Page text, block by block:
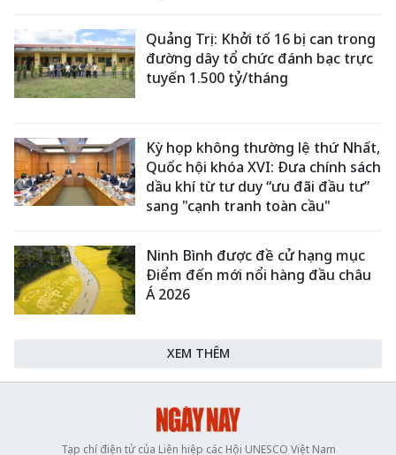
Quảng Trị: Khởi tố 16 bị can trong
đường dây tổ chức đánh bạc trực
tuyến 1.500 tỷ/tháng
Kỳ họp không thường lệ thứ Nhất,
Quốc hội khóa XVI: Đưa chính sách
dầu khí từ tư duy “ưu đãi đầu tư”
sang "cạnh tranh toàn cầu"
Ninh Bình được đề cử hạng mục
Điểm đến mới nổi hàng đầu châu
Á 2026
XEM THÊM
Tạp chí điện tử của Liên hiệp các Hội UNESCO Việt Nam